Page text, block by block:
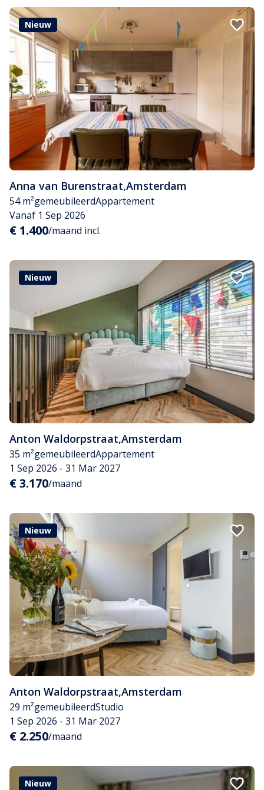
Nieuw
Anna van Burenstraat,Amsterdam
54 m²gemeubileerdAppartement
Vanaf 1 Sep 2026
€ 1.400/maand incl.
Nieuw
Anton Waldorpstraat,Amsterdam
35 m²gemeubileerdAppartement
1 Sep 2026 - 31 Mar 2027
€ 3.170/maand
Nieuw
Anton Waldorpstraat,Amsterdam
29 m²gemeubileerdStudio
1 Sep 2026 - 31 Mar 2027
€ 2.250/maand
Nieuw